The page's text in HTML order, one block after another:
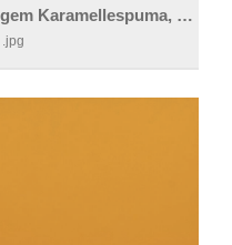
Frozen Mangojoghurt mit salzigem Karamellespuma, braunem Rum und Sesamcracker.
.jpg